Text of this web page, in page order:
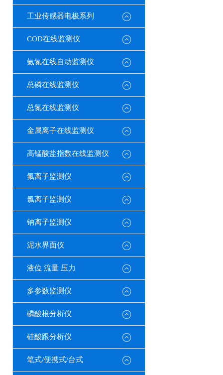
工业传感器电极系列
COD在线监测仪
氨氮在线自动监测仪
总磷在线监测仪
总氮在线监测仪
金属离子在线监测仪
高锰酸盐指数在线监测仪
氟离子监测仪
氯离子监测仪
钠离子监测仪
泥水界面仪
液位 流量 压力
多参数监测仪
磷酸根分析仪
硅酸跟分析仪
笔式/便携式/台式